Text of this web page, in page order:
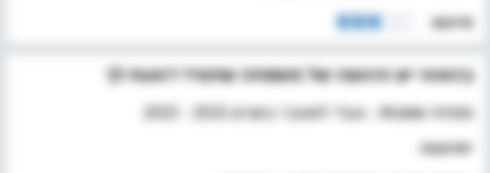
סיכום:
בהאוזז יש הרגשה של משפחה שתמיד דואגת לך
מפתח Mobile , עובד לשעבר בשנים 2015 - 2022
יתרונות: